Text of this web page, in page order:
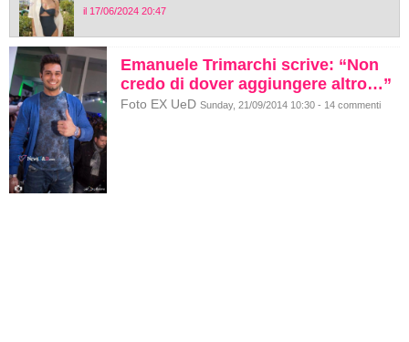
il 17/06/2024 20:47
Emanuele Trimarchi scrive: “Non
credo di dover aggiungere altro…”
Foto EX UeD Sunday, 21/09/2014 10:30 - 14 commenti